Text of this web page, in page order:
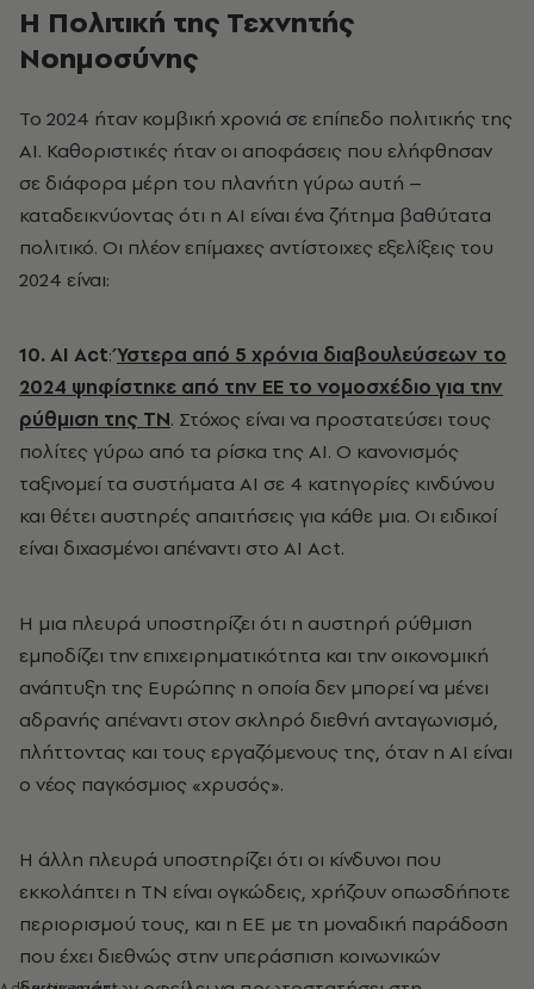
Η Πολιτική της Τεχνητής
Νοημοσύνης
Το 2024 ήταν κομβική χρονιά σε επίπεδο πολιτικής της
ΑΙ. Καθοριστικές ήταν οι αποφάσεις που ελήφθησαν
σε διάφορα μέρη του πλανήτη γύρω αυτή –
καταδεικνύοντας ότι η ΑΙ είναι ένα ζήτημα βαθύτατα
πολιτικό. Οι πλέον επίμαχες αντίστοιχες εξελίξεις του
2024 είναι:
10. AI Act:Ύστερα από 5 χρόνια διαβουλεύσεων το
2024 ψηφίστηκε από την ΕΕ το νομοσχέδιο για την
ρύθμιση της ΤΝ. Στόχος είναι να προστατεύσει τους
πολίτες γύρω από τα ρίσκα της ΑΙ. Ο κανονισμός
ταξινομεί τα συστήματα ΑΙ σε 4 κατηγορίες κινδύνου
και θέτει αυστηρές απαιτήσεις για κάθε μια. Οι ειδικοί
είναι διχασμένοι απέναντι στο AI Act.
Η μια πλευρά υποστηρίζει ότι η αυστηρή ρύθμιση
εμποδίζει την επιχειρηματικότητα και την οικονομική
ανάπτυξη της Ευρώπης η οποία δεν μπορεί να μένει
αδρανής απέναντι στον σκληρό διεθνή ανταγωνισμό,
πλήττοντας και τους εργαζόμενους της, όταν η ΑΙ είναι
ο νέος παγκόσμιος «χρυσός».
Η άλλη πλευρά υποστηρίζει ότι οι κίνδυνοι που
εκκολάπτει η ΤΝ είναι ογκώδεις, χρήζουν οπωσδήποτε
περιορισμού τους, και η ΕΕ με τη μοναδική παράδοση
που έχει διεθνώς στην υπεράσπιση κοινωνικών